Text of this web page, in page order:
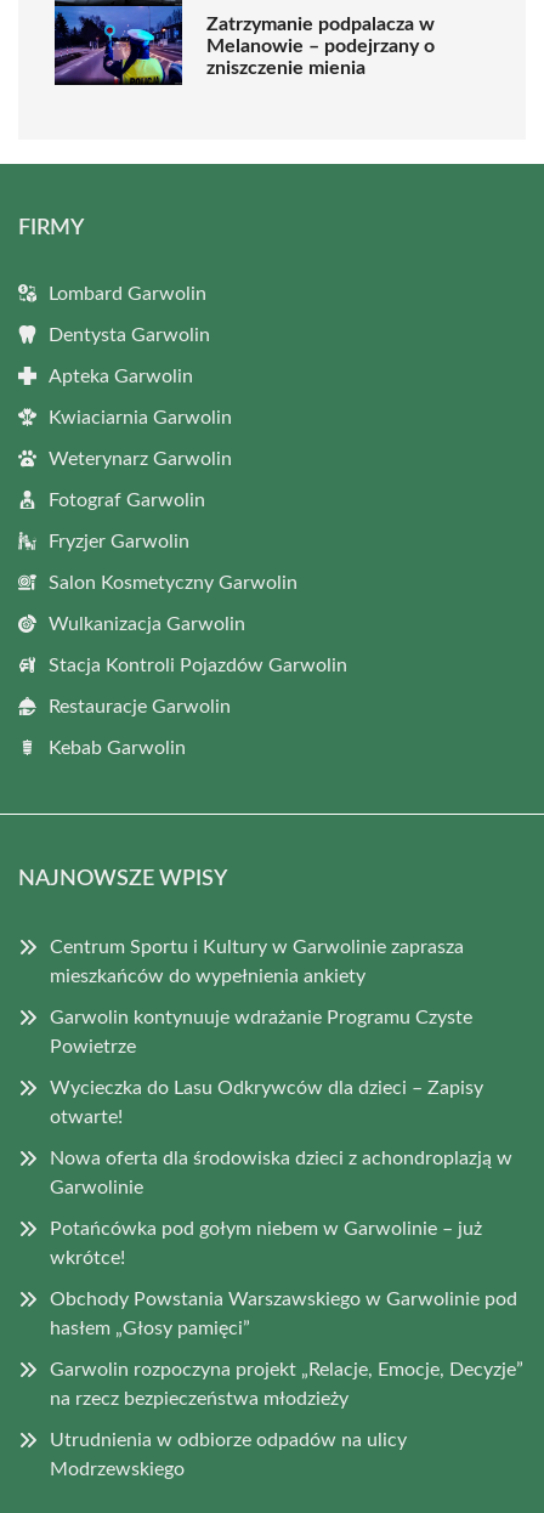
Zatrzymanie podpalacza w
Melanowie – podejrzany o
zniszczenie mienia
FIRMY
Lombard Garwolin
Dentysta Garwolin
Apteka Garwolin
Kwiaciarnia Garwolin
Weterynarz Garwolin
Fotograf Garwolin
Fryzjer Garwolin
Salon Kosmetyczny Garwolin
Wulkanizacja Garwolin
Stacja Kontroli Pojazdów Garwolin
Restauracje Garwolin
Kebab Garwolin
NAJNOWSZE WPISY
Centrum Sportu i Kultury w Garwolinie zaprasza
mieszkańców do wypełnienia ankiety
Garwolin kontynuuje wdrażanie Programu Czyste
Powietrze
Wycieczka do Lasu Odkrywców dla dzieci – Zapisy
otwarte!
Nowa oferta dla środowiska dzieci z achondroplazją w
Garwolinie
Potańcówka pod gołym niebem w Garwolinie – już
wkrótce!
Obchody Powstania Warszawskiego w Garwolinie pod
hasłem „Głosy pamięci”
Garwolin rozpoczyna projekt „Relacje, Emocje, Decyzje”
na rzecz bezpieczeństwa młodzieży
Utrudnienia w odbiorze odpadów na ulicy
Modrzewskiego